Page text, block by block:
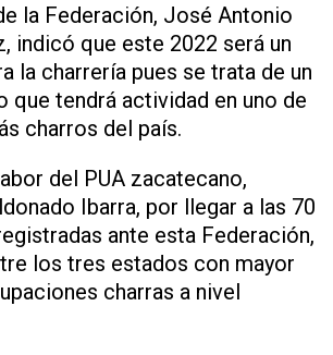
la Federación, José Antonio
indicó que este 2022 será un
la charrería pues se trata de un
que tendrá actividad en uno de
charros del país.
del PUA zacatecano,
Ibarra, por llegar a las 70
ante esta Federación,
los tres estados con mayor
charras a nivel